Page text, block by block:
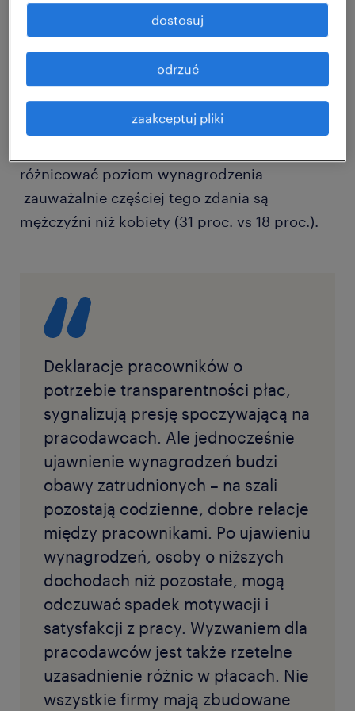
kobietami a mężczyznami. Jednocześnie
niemal tyle samo, bo 63 proc. Polaków
uważa, że jawność pensji może skutkować
wewnętrznymi konfliktami w miejscu pracy.
25 proc. natomiast zgadza się z
twierdzeniem, że wiek i płeć różnicują nasze
różnicować poziom wynagrodzenia –
zauważalnie częściej tego zdania są
mężczyźni niż kobiety (31 proc. vs 18 proc.).
Deklaracje pracowników o
potrzebie transparentności płac,
sygnalizują presję spoczywającą na
pracodawcach. Ale jednocześnie
ujawnienie wynagrodzeń budzi
obawy zatrudnionych – na szali
pozostają codzienne, dobre relacje
między pracownikami. Po ujawieniu
wynagrodzeń, osoby o niższych
dochodach niż pozostałe, mogą
odczuwać spadek motywacji i
satysfakcji z pracy. Wyzwaniem dla
pracodawców jest także rzetelne
uzasadnienie różnic w płacach. Nie
wszystkie firmy mają zbudowane
zaakceptuj pliki
odrzuć
dostosuj